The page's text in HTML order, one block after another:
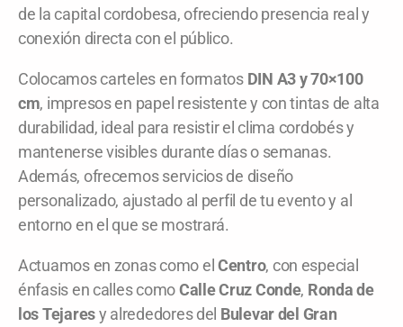
de la capital cordobesa, ofreciendo presencia real y
conexión directa con el público.
Colocamos carteles en formatos DIN A3 y 70×100
cm, impresos en papel resistente y con tintas de alta
durabilidad, ideal para resistir el clima cordobés y
mantenerse visibles durante días o semanas.
Además, ofrecemos servicios de diseño
personalizado, ajustado al perfil de tu evento y al
entorno en el que se mostrará.
Actuamos en zonas como elCentro, con especial
énfasis en calles comoCalle Cruz Conde, Ronda de
los Tejaresy alrededores del Bulevar del Gran